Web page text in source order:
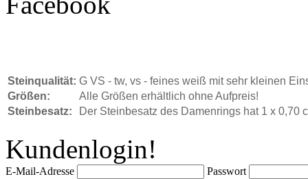
Steinqualität: G VS - tw, vs - feines weiß mit sehr kleinen
Größen:
Alle Größen erhältlich ohne Aufpreis!
Steinbesatz:
Der Steinbesatz des Damenrings hat 1 x 0,70
Kundenlogin!
E-Mail-Adresse Passwort